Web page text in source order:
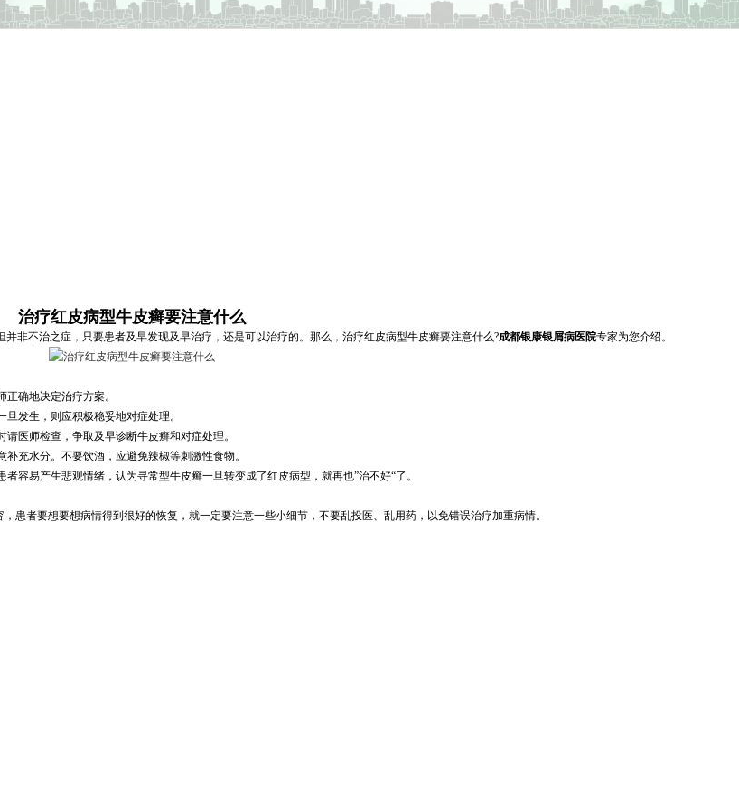
治疗红皮病型牛皮癣要注意什么
非不治之症，只要患者及早发现及早治疗，还是可以治疗的。那么，治疗红皮病型牛皮癣要注意什么?成都银康银屑病医院专家为您介绍。
确地决定治疗方案。
发生，则应积极稳妥地对症处理。
医师检查，争取及早诊断牛皮癣和对症处理。
充水分。不要饮酒，应避免辣椒等刺激性食物。
易产生悲观情绪，认为寻常型牛皮癣一旦转变成了红皮病型，就再也”治不好“了。
者要想要想病情得到很好的恢复，就一定要注意一些小细节，不要乱投医、乱用药，以免错误治疗加重病情。